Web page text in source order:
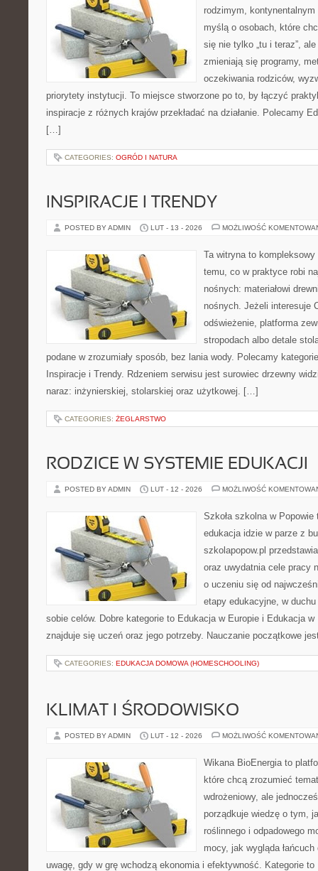
rodzimym,
myślą o osobach, które
się nie tylko „tu i teraz”,
zmieniają się programy,
oczekiwania rodziców,
priorytety instytucji. To miejsce stworzone po to, by łączyć
inspiracje z różnych krajów przekładać na działanie. Polecamy
[…]
CATEGORIES: OGRÓD I NATURA
INSPIRACJE I TRENDY
POSTED BY ADMIN LUT - 13 - 2026 MOŻLIWOŚĆ
Ta witryna to
temu, co w praktyce robi
nośnych: materiałowi
nośnych. Jeżeli interesuje
odświeżenie, platforma
stropodach albo detale
podane w zrozumiały sposób, bez lania wody. Polecamy
Inspiracje i Trendy. Rdzeniem serwisu jest surowiec drzewny
naraz: inżynierskiej, stolarskiej oraz użytkowej. […]
CATEGORIES: ŻEGLARSTWO
RODZICE W SYSTEMIE EDUKACJI
POSTED BY ADMIN LUT - 12 - 2026 MOŻLIWOŚĆ
Szkoła szkolna w
edukacja idzie w parze z
szkolapopow.pl
oraz uwydatnia cele pracy
o uczeniu się od
etapy edukacyjne, w
sobie celów. Dobre kategorie to Edukacja w Europie i Edukacja w
znajduje się uczeń oraz jego potrzeby. Nauczanie początkowe
CATEGORIES: EDUKACJA DOMOWA (HOMESCHOOLING)
KLIMAT I ŚRODOWISKO
POSTED BY ADMIN LUT - 12 - 2026 MOŻLIWOŚĆ
Wikana BioEnergia to
które chcą zrozumieć
wdrożeniowy, ale
porządkuje wiedzę o tym,
roślinnego i odpadowego
mocy, jak wygląda
uwagę, gdy w grę wchodzą ekonomia i efektywność. Kategorie to